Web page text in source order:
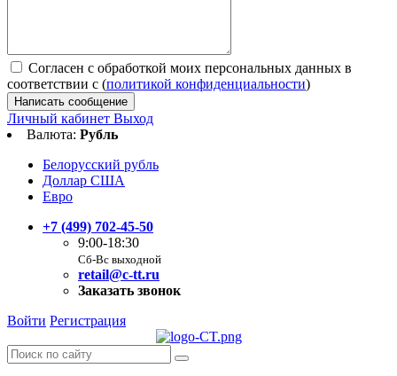
Согласен с обработкой моих персональных данных в
соответствии с (политикой конфиденциальности)
Написать сообщение
Личный кабинет Выход
Валюта: Рубль
Белорусский рубль
Доллар США
Евро
+7 (499) 702-45-50
9:00-18:30
Сб-Вс выходной
retail@c-tt.ru
Заказать звонок
Войти Регистрация